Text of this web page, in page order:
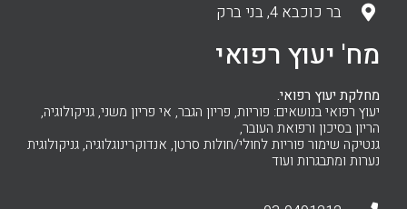
בר כוכבא 4, בני ברק
מח' יעוץ רפואי
מחלקת יעוץ רפואי.
יעוץ רפואי בנושאים: פוריות, פריון הגבר, אי פריון משני, גניקולוגיה,
הריון בסיכון ורפואת העובר,
גנטיקה שימור פוריות לחולי/חולות סרטן, אנדוקרינוגלוגיה, גניקולוגית
נערות ומתבגרות ועוד